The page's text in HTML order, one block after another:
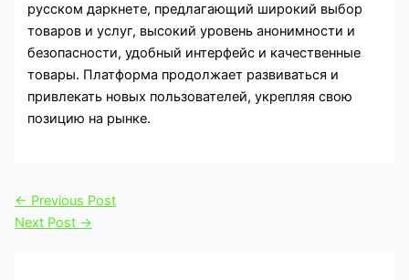
русском даркнете, предлагающий широкий выбор
товаров и услуг, высокий уровень анонимности и
безопасности, удобный интерфейс и качественные
товары. Платформа продолжает развиваться и
привлекать новых пользователей, укрепляя свою
позицию на рынке.
← Previous Post
Next Post →